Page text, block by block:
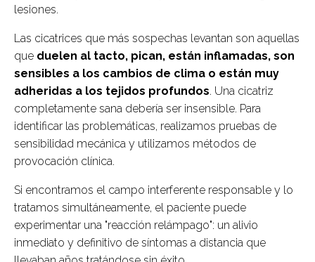
lesiones.
Las cicatrices que más sospechas levantan son aquellas
que duelen al tacto, pican, están inflamadas, son
sensibles a los cambios de clima o están muy
adheridas a los tejidos profundos. Una cicatriz
completamente sana debería ser insensible. Para
identificar las problemáticas, realizamos pruebas de
sensibilidad mecánica y utilizamos métodos de
provocación clínica.
Si encontramos el campo interferente responsable y lo
tratamos simultáneamente, el paciente puede
experimentar una "reacción relámpago": un alivio
inmediato y definitivo de síntomas a distancia que